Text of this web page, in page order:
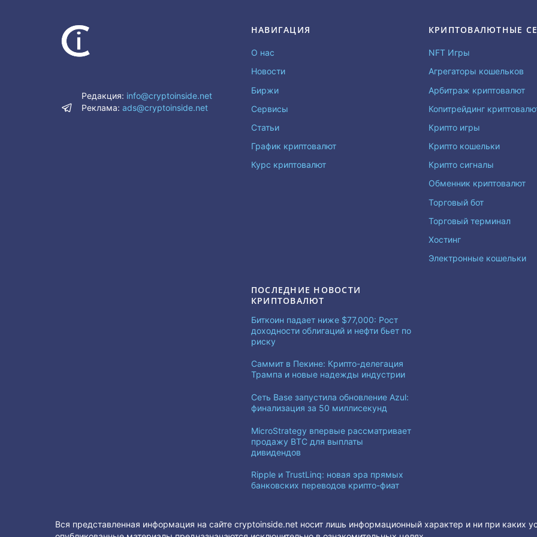
Редакция: info@cryptoinside.net
Реклама: ads@cryptoinside.net
НАВИГАЦИЯ
О нас
Новости
Биржи
Сервисы
Статьи
График криптовалют
Курс криптовалют
КРИПТОВАЛЮТНЫЕ
NFT Игры
Агрегаторы кошельков
Арбитраж криптовалют
Копитрейдинг
Крипто игры
Крипто кошельки
Крипто сигналы
Обменник криптовалют
Торговый бот
Торговый терминал
Хостинг
Электронные кошельки
ПОСЛЕДНИЕ НОВОСТИ
КРИПТОВАЛЮТ
Биткоин падает ниже $77,000: Рост
доходности облигаций и нефти бьет по
риску
Саммит в Пекине: Крипто-делегация
Трампа и новые надежды индустрии
Сеть Base запустила обновление Azul:
финализация за 50 миллисекунд
MicroStrategy впервые рассматривает
продажу BTC для выплаты
дивидендов
Ripple и TrustLinq: новая эра прямых
банковских переводов крипто-фиат
Вся представленная информация на сайте cryptoinside.net носит лишь информационный характер и ни при каких